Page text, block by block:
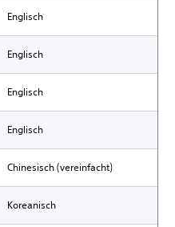
Englisch
Englisch
Englisch
Englisch
Chinesisch (vereinfacht)
Koreanisch